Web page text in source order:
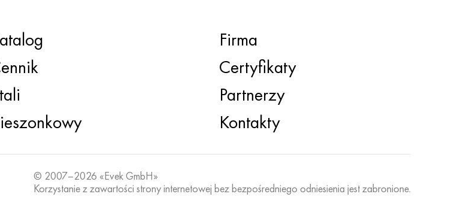
Firma
Certyfikaty
Partnerzy
Kontakty
© 2007–2026 «Evek GmbH»
Korzystanie z zawartości strony internetowej bez bezpośredniego odniesienia jest zabronione.